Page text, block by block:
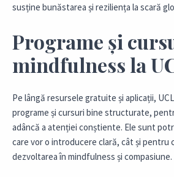
susține bunăstarea și reziliența la scară
Programe și
mindfulness la
Pe lângă resursele gratuite și aplicații,
programe și cursuri bine structurate,
adâncă a atenției conștiente. Ele sunt
care vor o introducere clară, cât și pentru
dezvoltarea în mindfulness și compasiune.